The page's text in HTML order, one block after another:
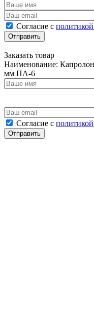
Cогласие с
Отправить
Заказать товар
Наименование:
мм ПА-6
Cогласие с
Отправить